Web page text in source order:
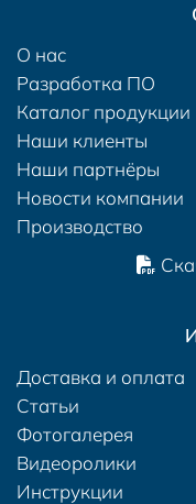
О нас
Разработка ПО
Каталог продукции
Наши клиенты
Наши партнёры
Новости компании
Производство
Доставка и оплата
Статьи
Фотогалерея
Видеоролики
Инструкции